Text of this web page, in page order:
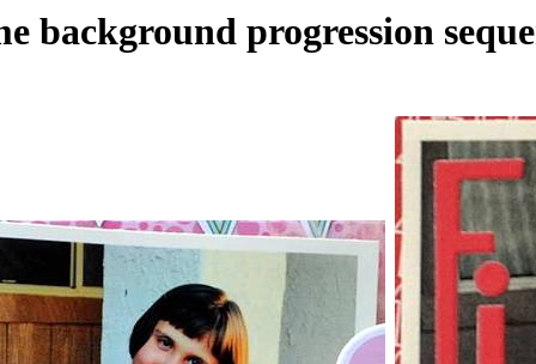
background progression